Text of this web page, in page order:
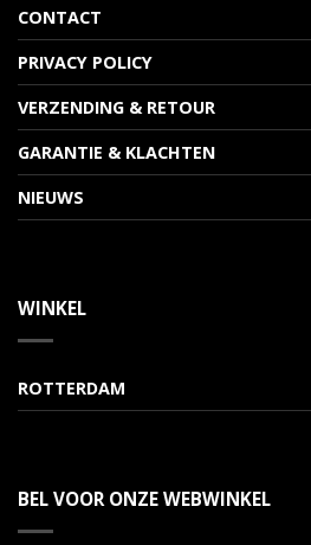
CONTACT
PRIVACY POLICY
VERZENDING & RETOUR
GARANTIE & KLACHTEN
NIEUWS
WINKEL
ROTTERDAM
BEL VOOR ONZE WEBWINKEL